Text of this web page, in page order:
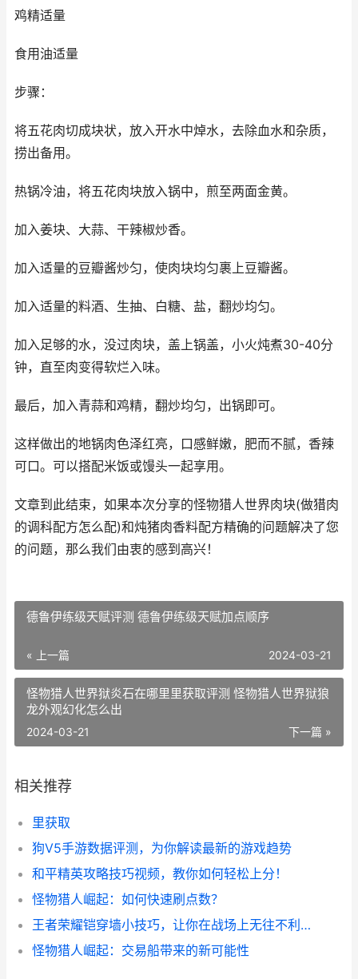
鸡精适量
食用油适量
步骤：
将五花肉切成块状，放入开水中焯水，去除血水和杂质，
捞出备用。
热锅冷油，将五花肉块放入锅中，煎至两面金黄。
加入姜块、大蒜、干辣椒炒香。
加入适量的豆瓣酱炒匀，使肉块均匀裹上豆瓣酱。
加入适量的料酒、生抽、白糖、盐，翻炒均匀。
加入足够的水，没过肉块，盖上锅盖，小火炖煮30-40分
钟，直至肉变得软烂入味。
最后，加入青蒜和鸡精，翻炒均匀，出锅即可。
这样做出的地锅肉色泽红亮，口感鲜嫩，肥而不腻，香辣
可口。可以搭配米饭或馒头一起享用。
文章到此结束，如果本次分享的怪物猎人世界肉块(做猎肉
的调科配方怎么配)和炖猪肉香料配方精确的问题解决了您
的问题，那么我们由衷的感到高兴！
德鲁伊练级天赋评测 德鲁伊练级天赋加点顺序
« 上一篇 2024-03-21
怪物猎人世界狱炎石在哪里里获取评测 怪物猎人世界狱狼
龙外观幻化怎么出
下一篇 »
2024-03-21
相关推荐
里获取
狗V5手游数据评测，为你解读最新的游戏趋势
和平精英攻略技巧视频，教你如何轻松上分！
怪物猎人崛起：如何快速刷点数？
王者荣耀铠穿墙小技巧，让你在战场上无往不利！
怪物猎人崛起：交易船带来的新可能性